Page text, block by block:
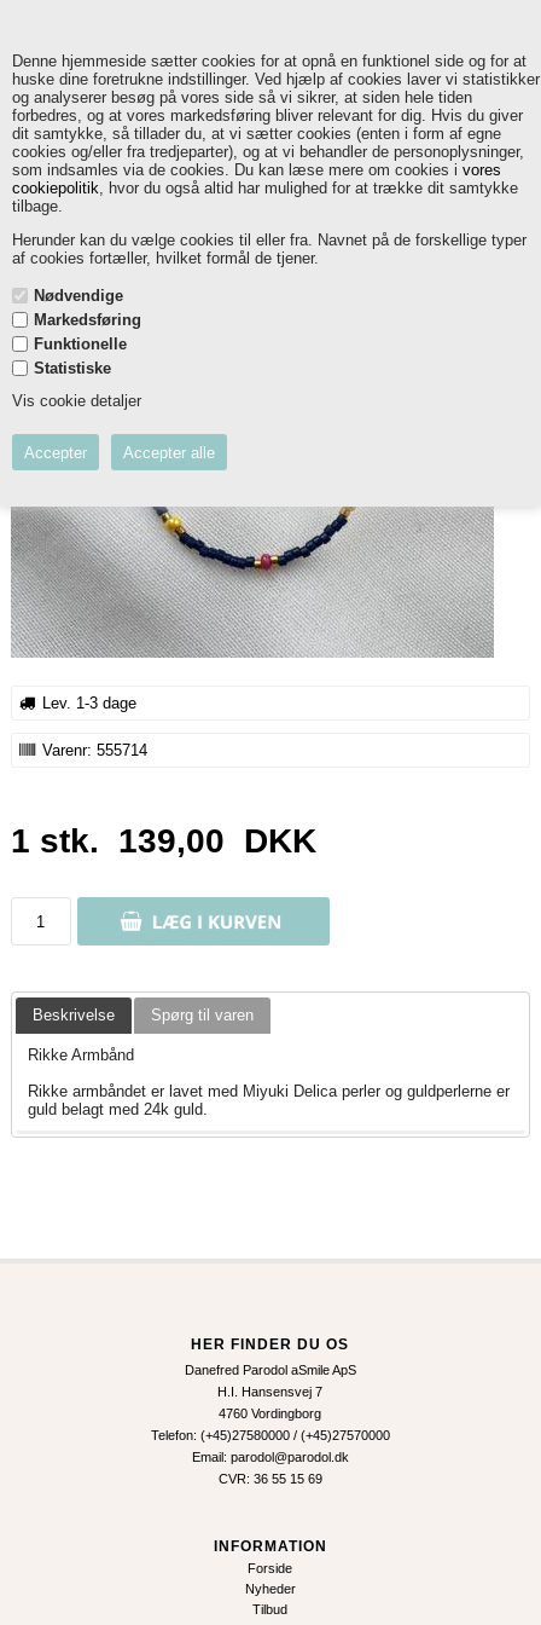
Denne hjemmeside sætter cookies for at opnå en funktionel side og for at
huske dine foretrukne indstillinger. Ved hjælp af cookies laver vi statistikker
og analyserer besøg på vores side så vi sikrer, at siden hele tiden
forbedres, og at vores markedsføring bliver relevant for dig. Hvis du giver
dit samtykke, så tillader du, at vi sætter cookies (enten i form af egne
cookies og/eller fra tredjeparter), og at vi behandler de personoplysninger,
som indsamles via de cookies. Du kan læse mere om cookies i vores
cookiepolitik, hvor du også altid har mulighed for at trække dit samtykke
tilbage.
Herunder kan du vælge cookies til eller fra. Navnet på de forskellige typer
af cookies fortæller, hvilket formål de tjener.
Nødvendige
Markedsføring
Funktionelle
Statistiske
Vis cookie detaljer
Rikke Armbånd
Lev. 1-3 dage
Varenr: 555714
1 stk. 139,00 DKK
Beskrivelse Spørg til varen
Rikke Armbånd
Rikke armbåndet er lavet med Miyuki Delica perler og guldperlerne er
guld belagt med 24k guld.
HER FINDER DU OS
Danefred Parodol aSmile ApS
H.I. Hansensvej 7
4760 Vordingborg
Telefon: (+45)27580000 / (+45)27570000
Email: parodol@parodol.dk
CVR: 36 55 15 69
INFORMATION
Forside
Nyheder
Tilbud